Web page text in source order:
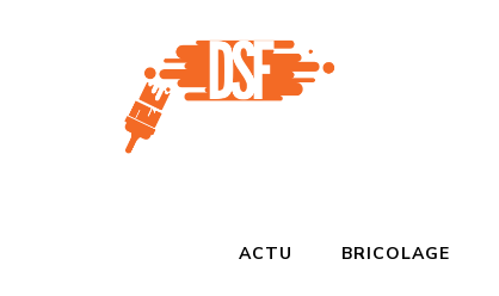
ACTU BRICOLAGE